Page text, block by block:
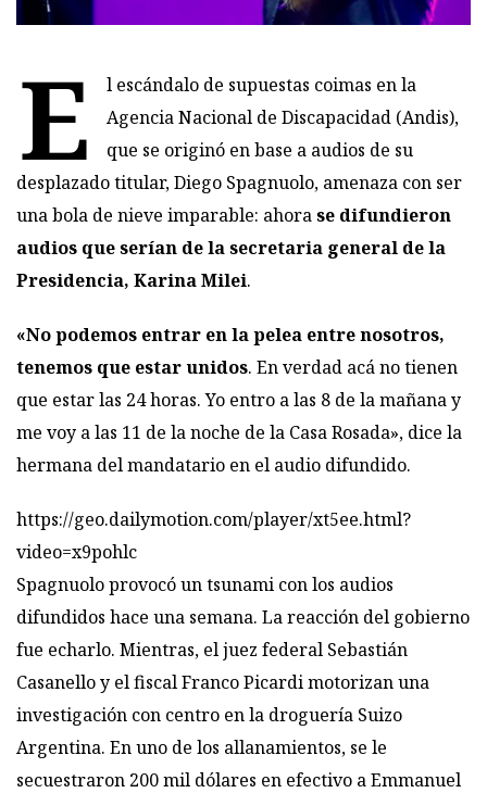
E
l escándalo de supuestas coimas en la
Agencia Nacional de Discapacidad (Andis),
que se originó en base a audios de su
desplazado titular, Diego Spagnuolo, amenaza con ser
una bola de nieve imparable: ahorase difundieron
audios que serían de la secretaria general de la
Presidencia, Karina Milei.
«No podemos entrar en la pelea entre nosotros,
tenemos que estar unidos. En verdad acá no tienen
que estar las 24 horas. Yo entro a las 8 de la mañana y
me voy a las 11 de la noche de la Casa Rosada», dice la
hermana del mandatario en el audio difundido.
https://geo.dailymotion.com/player/xt5ee.html?
video=x9pohlc
Spagnuolo provocó un tsunami con los audios
difundidos hace una semana. La reacción del gobierno
fue echarlo. Mientras, el juez federal Sebastián
Casanello y el fiscal Franco Picardi motorizan una
investigación con centro en la droguería Suizo
Argentina. En uno de los allanamientos, se le
secuestraron 200 mil dólares en efectivo a Emmanuel